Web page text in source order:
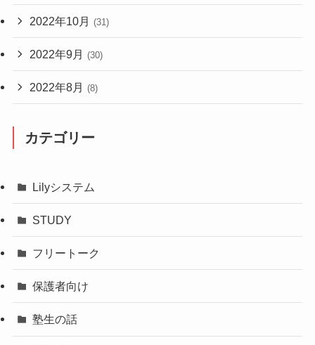
2022年10月 (31)
2022年9月 (30)
2022年8月 (8)
カテゴリー
Lilyシステム
STUDY
フリートーク
保護者向け
塾生の話